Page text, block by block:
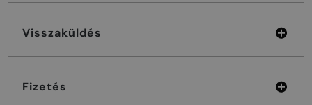
Visszaküldés
Fizetés